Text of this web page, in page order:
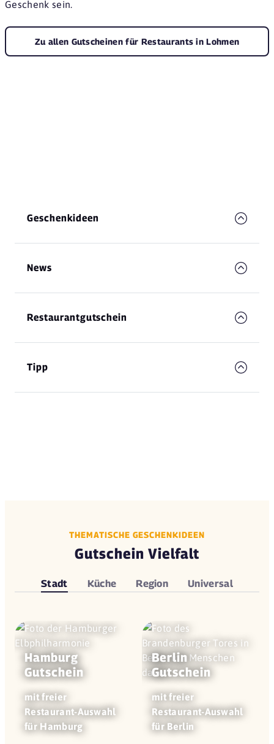
Geschenk sein.
Zu allen Gutscheinen für Restaurants in Lohmen
Geschenkideen
News
Restaurantgutschein
Tipp
THEMATISCHE GESCHENKIDEEN
Gutschein Vielfalt
Stadt Küche Region Universal
Hamburg
Gutschein
mit freier
Restaurant-Auswahl
für Hamburg
Berlin
Gutschein
mit freier
Restaurant-Auswahl
für Berlin